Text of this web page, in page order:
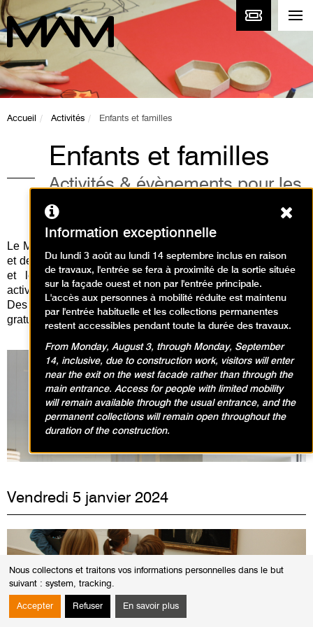
Nous collectons et traitons vos informations personnelles dans le but
suivant : system, tracking.
Accepter Refuser En savoir plus
Accueil Activités Enfants et familles
Enfants et familles
Activités & évènements pour les
enfants et la famille
Le Musée d'Art Moderne de Paris vous propose des visites
et des ateliers d'arts plastiques en lien avec les expositions
et les collections permanentes. Découvrez toutes les
activités pour les enfants et en famille à venir ci-dessous.
Des activités à réaliser à la maison sont disponibles
gratuitement :
en cliquant ici
Expositions en cours
Vendredi 5 janvier 2024
Service éducatif et culturel
Information exceptionnelle
Du lundi 3 août au lundi 14 septembre inclus en raison
de travaux, l'entrée se fera à proximité de la sortie située
sur la façade ouest et non par l'entrée principale.
L'accès aux personnes à mobilité réduite est maintenu
par l'entrée habituelle et les collections permanentes
restent accessibles pendant toute la durée des travaux.
From Monday, August 3, through Monday, September
14, inclusive, due to construction work, visitors will enter
near the exit on the west facade rather than through the
main entrance. Access for people with limited mobility
will remain available through the usual entrance, and the
permanent collections will remain open throughout the
duration of the construction.